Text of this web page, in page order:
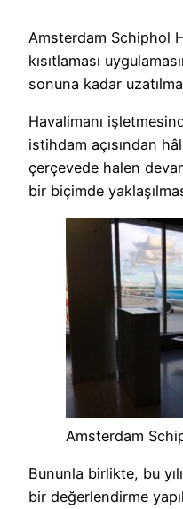
Amsterdam Schiphol
kısıtlaması
sonuna kadar
Havalimanı
istihdam açısından
çerçevede halen
bir biçimde
Amsterdam
Bununla birlikte, bu
bir değerlendirme